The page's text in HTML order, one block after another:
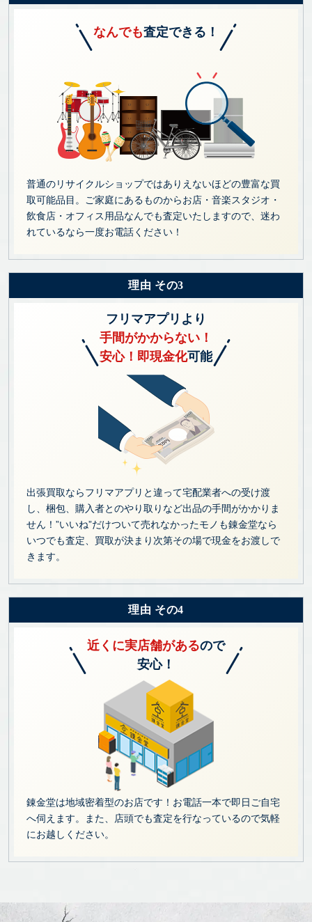
なんでも査定できる！
普通のリサイクルショップではありえないほどの豊富な買
取可能品目。ご家庭にあるものからお店・音楽スタジオ・
飲食店・オフィス用品なんでも査定いたしますので、迷わ
れているなら一度お電話ください！
理由 その3
フリマアプリより
手間がかからない！
安心！即現金化可能
出張買取ならフリマアプリと違って宅配業者への受け渡
し、梱包、購入者とのやり取りなど出品の手間がかかりま
せん！”いいね”だけついて売れなかったモノも錬金堂なら
いつでも査定、買取が決まり次第その場で現金をお渡しで
きます。
理由 その4
近くに実店舗があるので
安心！
錬金堂は地域密着型のお店です！お電話一本で即日ご自宅
へ伺えます。また、店頭でも査定を行なっているので気軽
にお越しください。